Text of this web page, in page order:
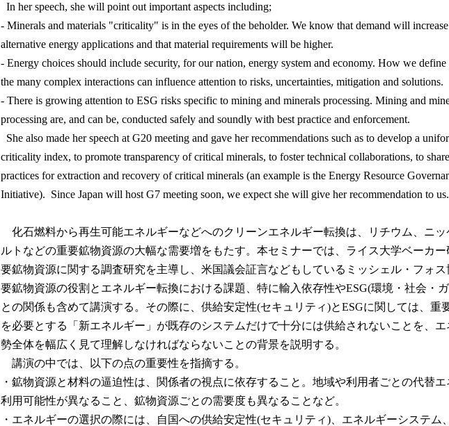
In her speech, she will point out important aspects including;
- Minerals and materials "criticality" is in the eyes of the beholder. We know that demand will
alternative energy applications and that material requirements will be higher.
- Energy choices should include security, for our nation, energy system and economy. How we define
the many complex interactions can influence attention to risks, uncertainties, mitigation and solutions.
- There is growing attention to ESG risks specific to mining and minerals processing. Mining and
processing are, and can be, conducted safely and soundly with best practice and enforcement.
She also made her speech at G20 meeting and gave her recommendations such as to develop a
criticality index, to promote transparency of critical minerals, to foster technical collaborations, to
practices for extraction and recovery of critical minerals (an example is the Energy Resource
Initiative). Since Japan will host G7 meeting soon, we expect she will give her recommendation to us.
化石燃料から再生可能エネルギーなどへのクリーンエネルギー転換は、リチウム、ニッ
ルトなどの重要鉱物資源の大幅な需要増をもたす。本セミナーでは、ライス大学ベーカ
要鉱物資源に関する調査研究を主導し、米国議会証言などもしているミッシェル・フォ
要鉱物資源の役割とエネルギー転換における課題、特に輸入依存性やESG(環境・社会・
との関係も含めて講演する。その際に、供給安定性(セキュリティ)とESGに関しては、重
を必要とする「新エネルギー」が既存のシステムだけで十分には供給されないことを、
勢全体を幅広く見て理解しなければならないことの背景を説明する。
講演の中では、以下の点の重要性を指摘する。
・鉱物資源と材料の逼迫性は、関係者の視点に依存すること。地域や利用者ごとの代替
利用可能性が異なること、鉱物資源ごとの需要度も異なることなど。
・エネルギーの選択の際には、自国への供給安定性(セキュリティ)、エネルギーシステム